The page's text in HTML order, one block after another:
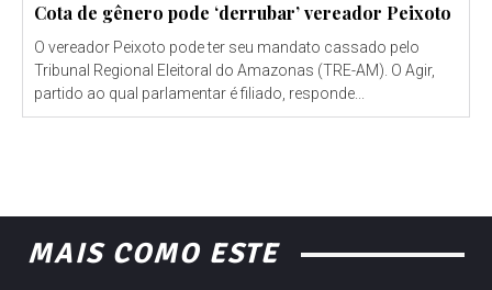
Cota de gênero pode ‘derrubar’ vereador Peixoto
O vereador Peixoto pode ter seu mandato cassado pelo
Tribunal Regional Eleitoral do Amazonas (TRE-AM). O Agir,
partido ao qual parlamentar é filiado, responde...
MAIS COMO ESTE